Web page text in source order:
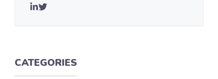
CATEGORIES